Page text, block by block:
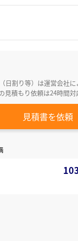
日割り等）は運営会社に
見積もり依頼は24時間対
見積書を依頼